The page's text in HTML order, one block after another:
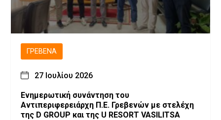
ΓΡΕΒΕΝΆ
27 Ιουλίου 2026
Ενημερωτική συνάντηση του
Αντιπεριφερειάρχη Π.Ε. Γρεβενών με στελέχη
της D GROUP και της U RESORT VASILITSA